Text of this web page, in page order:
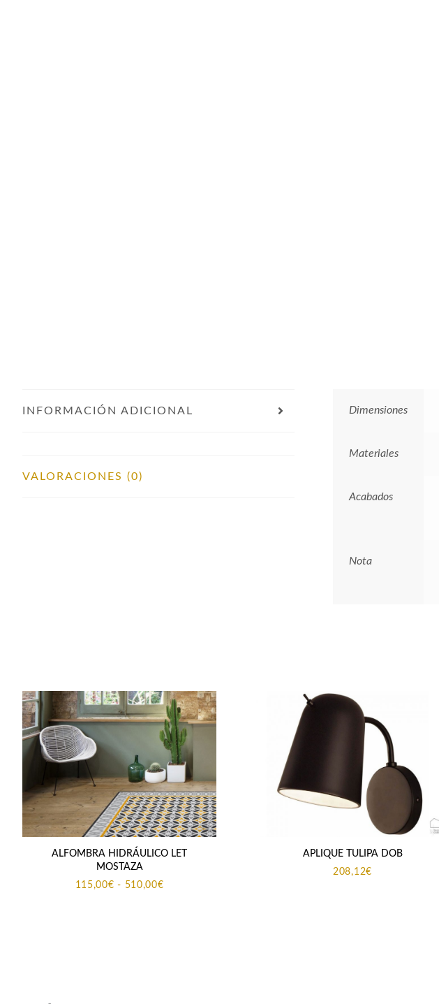
INFORMACIÓN ADICIONAL
VALORACIONES (0)
Dimensiones
Materiales
Acabados
Nota
ALFOMBRA HIDRÁULICO LET
MOSTAZA
115,00€ - 510,00€Rango
APLIQUE TULIPA DOB
208,12€